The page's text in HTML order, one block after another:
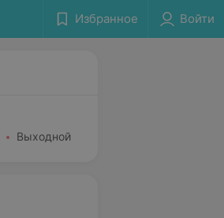
Избранное Войти
Выходной